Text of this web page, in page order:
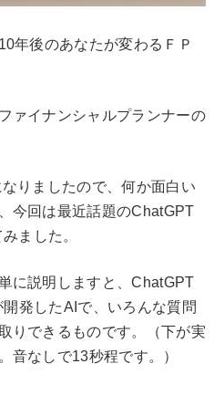
年後のあなたが変わるＦＰ
ァイナンシャルプランナーの
りましたので、何か面白い
今回は最近話題のChatGPT
ました。
に説明しますと、ChatGPT
発したAIで、いろんな質問
りできるものです。（下が実
音なしで13秒程です。）